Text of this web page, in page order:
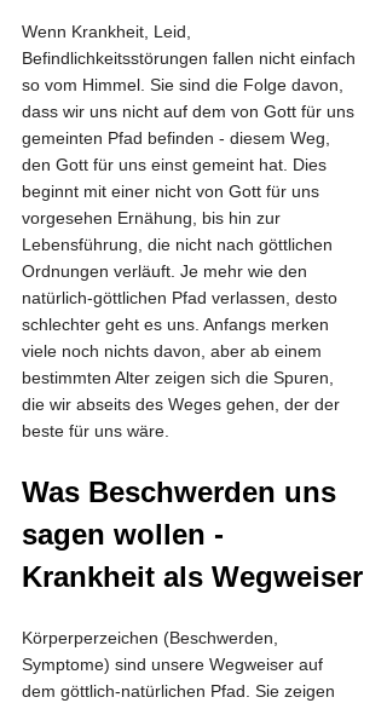
Wenn Krankheit, Leid,
Befindlichkeitsstörungen fallen nicht einfach
so vom Himmel. Sie sind die Folge davon,
dass wir uns nicht auf dem von Gott für uns
gemeinten Pfad befinden - diesem Weg,
den Gott für uns einst gemeint hat. Dies
beginnt mit einer nicht von Gott für uns
vorgesehen Ernähung, bis hin zur
Lebensführung, die nicht nach göttlichen
Ordnungen verläuft. Je mehr wie den
natürlich-göttlichen Pfad verlassen, desto
schlechter geht es uns. Anfangs merken
viele noch nichts davon, aber ab einem
bestimmten Alter zeigen sich die Spuren,
die wir abseits des Weges gehen, der der
beste für uns wäre.
Was Beschwerden uns
sagen wollen -
Krankheit als Wegweiser
Körperperzeichen (Beschwerden,
Symptome) sind unsere Wegweiser auf
dem göttlich-natürlichen Pfad. Sie zeigen